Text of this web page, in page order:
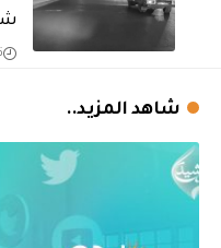
شاهد المزيد..